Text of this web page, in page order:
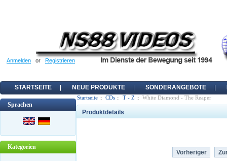
Anmelden or Registrieren
STARTSEITE NEUE PRODUKTE SONDERANGEBOTE
Sprachen
Kategorien
Startseite :: CDs :: T - Z :: White Diamond - The Reaper
Produktdetails
Vorheriger